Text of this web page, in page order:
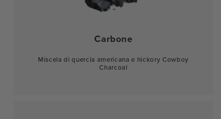
Carbone
Miscela di quercia americana e hickory Cowboy
Charcoal